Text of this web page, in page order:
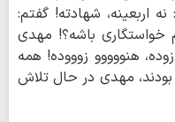
اربعینه، شهادته! گفتم:
باشه؟! مهدی
هنووووو زوووده! همه
مهدی در حال تلاش